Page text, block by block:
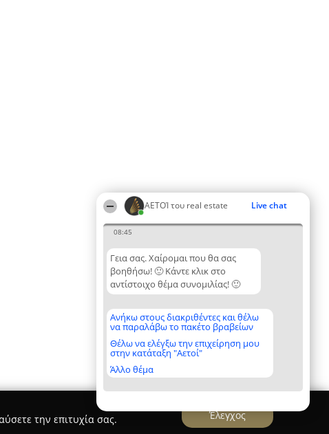
ΑΕΤΟΊ του real estate Live chat
08:45
Γεια σας. Χαίρομαι που θα σας
βοηθήσω! 🙂 Κάντε κλικ στο
αντίστοιχο θέμα συνομιλίας! 🙂
Ανήκω στους διακριθέντες και θέλω
να παραλάβω το πακέτο βραβείων
Θέλω να ελέγξω την επιχείρηση μου
στην κατάταξη "Αετοί"
Άλλο θέμα
την επιτυχία σας.
Έλεγχος